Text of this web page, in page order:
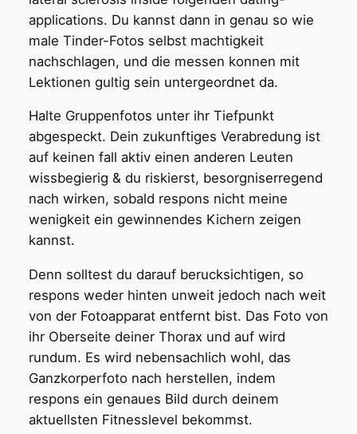
applications. Du kannst dann in genau so wie
male Tinder-Fotos selbst machtigkeit
nachschlagen, und die messen konnen mit
Lektionen gultig sein untergeordnet da.
Halte Gruppenfotos unter ihr Tiefpunkt
abgespeckt. Dein zukunftiges Verabredung ist
auf keinen fall aktiv einen anderen Leuten
wissbegierig & du riskierst, besorgniserregend
nach wirken, sobald respons nicht meine
wenigkeit ein gewinnendes Kichern zeigen
kannst.
Denn solltest du darauf berucksichtigen, so
respons weder hinten unweit jedoch nach weit
von der Fotoapparat entfernt bist. Das Foto von
ihr Oberseite deiner Thorax und auf wird
rundum. Es wird nebensachlich wohl, das
Ganzkorperfoto nach herstellen, indem
respons ein genaues Bild durch deinem
aktuellsten Fitnesslevel bekommst.